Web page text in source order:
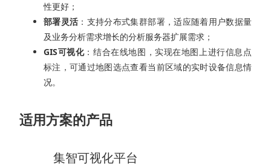
性更好；
部署灵活 ：支持分布式集群部署，适应随着用户数据量
及业务分析需求增长的分析服务器扩展需求；
GIS可视化：结合在线地图，实现在地图上进行信息点
标注，可通过地图选点查看当前区域的实时设备信息情
况。
适用方案的产品
集智可视化平台